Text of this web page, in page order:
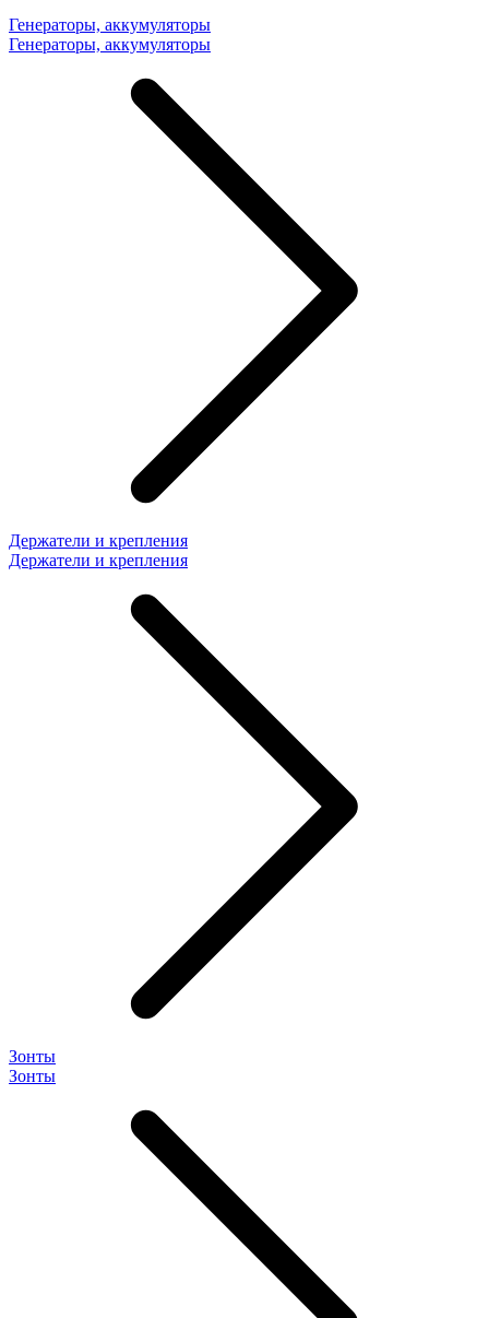
Генераторы, аккумуляторы
Генераторы, аккумуляторы
Держатели и крепления
Держатели и крепления
Зонты
Зонты